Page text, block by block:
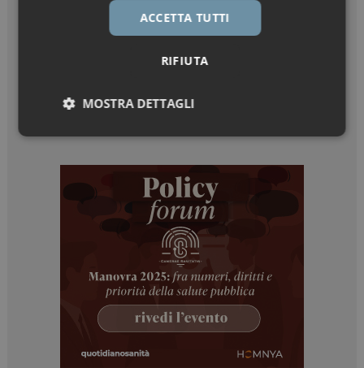
ACCETTA TUTTI
RIFIUTA
MOSTRA DETTAGLI
Necessari Marketing
Necessari Marketing
I cookie necessari contribuiscono a rendere fruibile il
sito web abilitandone funzionalità di base quali la
navigazione sulle pagine e l'accesso alle aree
protette del sito. Il sito web non è in grado di
funzionare correttamente senza questi cookie.
NOME
FORNITORE / DOMINIO